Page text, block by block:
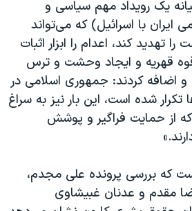
یک رویداد مهم سیاسی و
ایران با اسرائیل) که می‌تواند
تهدید کند، اعدام را ابزار اثبات
قوه‌ قهریه و ایجاد وحشت و ترس
اضافه کردند: جمهوری اسلامی در
تکرار شده است، این بار نیز به سراغ
از حمایت فراگیر و پوشش
که بررسی پرونده علی مجدم،
مقدم و عدنان غبیشاوی